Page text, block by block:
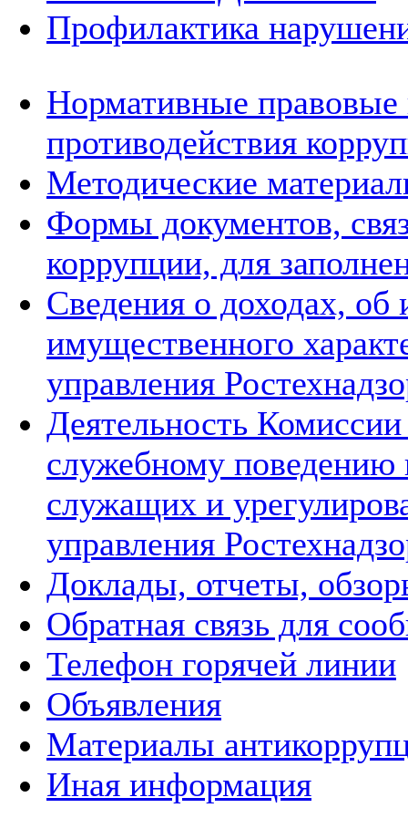
Профилактика
Нормативные
противодействия
Методические
Формы документов,
коррупции, для
Сведения о доходах, об
имущественного
управления
Деятельность
служебному поведению
служащих и
управления
Доклады, отчеты,
Обратная связь для
Телефон горячей линии
Объявления
Материалы
Иная информация